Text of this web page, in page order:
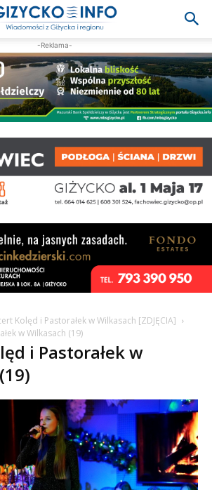
-Reklama-
Kolęd i Pastorałek w Wilkasach [ZDJĘCIA]
w Wilkasach (19)
i Pastorałek w